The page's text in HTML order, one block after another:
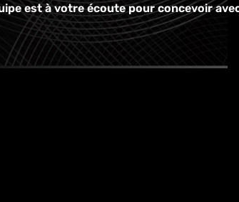
est à votre écoute pour concevoir